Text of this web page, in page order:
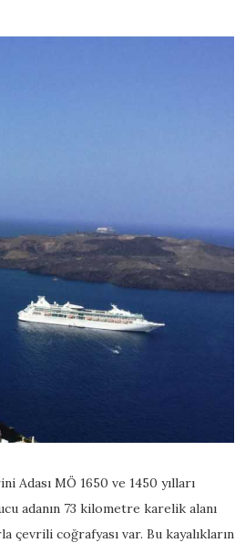
Adası MÖ 1650 ve 1450 yılları
adanın 73 kilometre karelik alanı
çevrili coğrafyası var. Bu kayalıkların